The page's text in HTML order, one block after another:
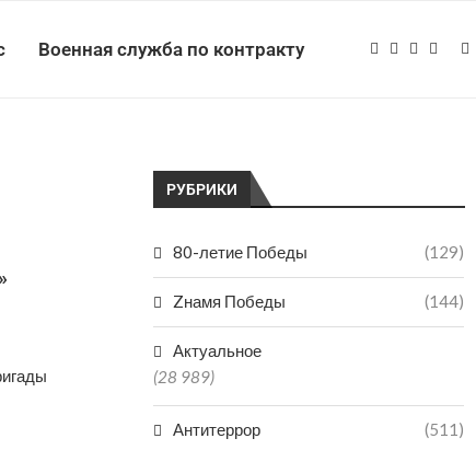
Военная служба по контракту
РУБРИКИ
80-летие Победы (129)
Zнамя Победы (144)
Актуальное
(28 989)
Антитеррор (511)